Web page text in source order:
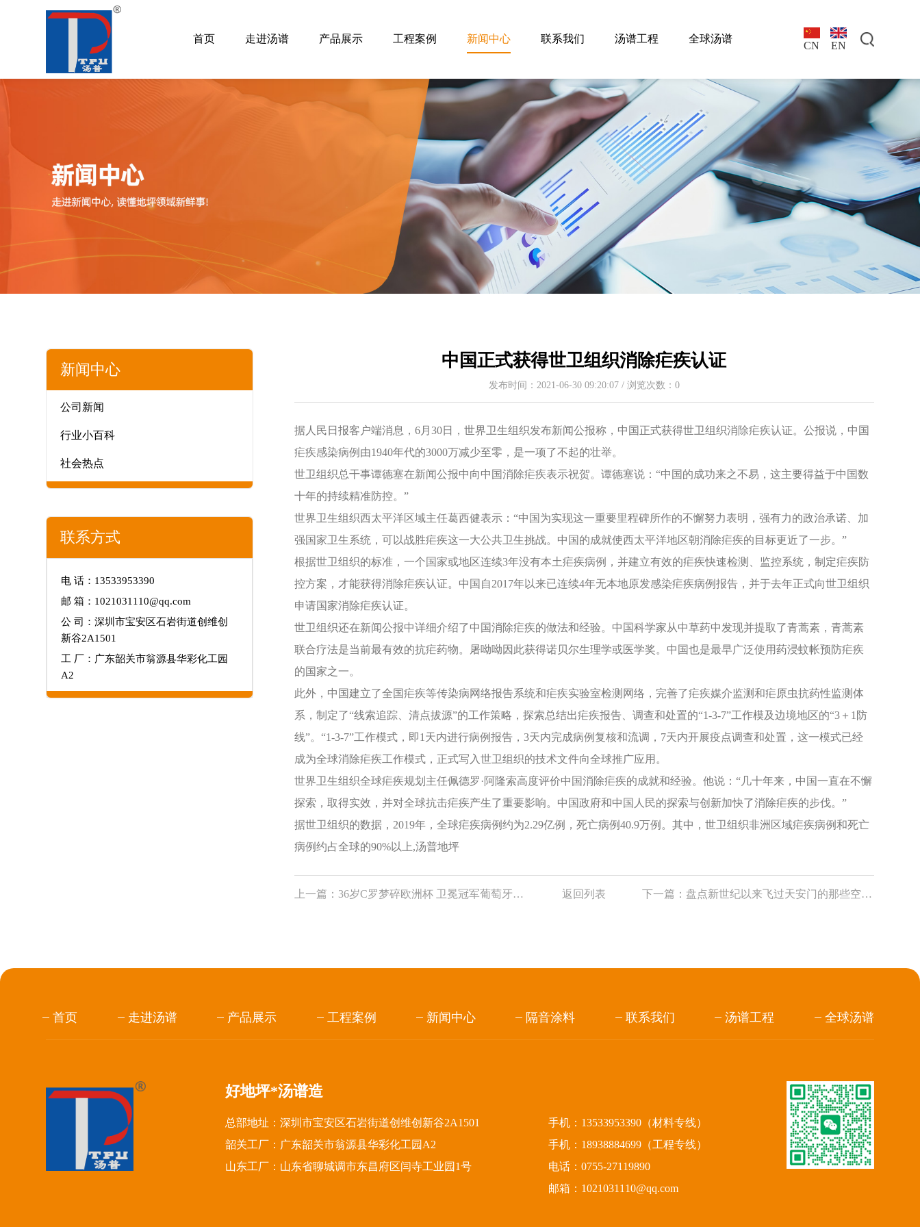
首页 走进汤谱 产品展示 工程案例 新闻中心 联系我们 汤谱工程 全球汤谱
CN EN
新闻中心
公司新闻
行业小百科
社会热点
联系方式
电 话：13533953390
邮 箱：1021031110@qq.com
公 司：深圳市宝安区石岩街道创维创
新谷2A1501
工 厂：广东韶关市翁源县华彩化工园
A2
中国正式获得世卫组织消除疟疾认证
发布时间：2021-06-30 09:20:07 / 浏览次数： 0
据人民日报客户端消息，6月30日，世界卫生组织发布新闻公报称，中国正式获得世卫组织消除疟疾认证。公报说，中国
疟疾感染病例由1940年代的3000万减少至零，是一项了不起的壮举。
世卫组织总干事谭德塞在新闻公报中向中国消除疟疾表示祝贺。谭德塞说：“中国的成功来之不易，这主要得益于中国数
十年的持续精准防控。”
世界卫生组织西太平洋区域主任葛西健表示：“中国为实现这一重要里程碑所作的不懈努力表明，强有力的政治承诺、加
强国家卫生系统，可以战胜疟疾这一大公共卫生挑战。中国的成就使西太平洋地区朝消除疟疾的目标更近了一步。”
根据世卫组织的标准，一个国家或地区连续3年没有本土疟疾病例，并建立有效的疟疾快速检测、监控系统，制定疟疾防
控方案，才能获得消除疟疾认证。中国自2017年以来已连续4年无本地原发感染疟疾病例报告，并于去年正式向世卫组织
申请国家消除疟疾认证。
世卫组织还在新闻公报中详细介绍了中国消除疟疾的做法和经验。中国科学家从中草药中发现并提取了青蒿素，青蒿素
联合疗法是当前最有效的抗疟药物。屠呦呦因此获得诺贝尔生理学或医学奖。中国也是最早广泛使用药浸蚊帐预防疟疾
的国家之一。
此外，中国建立了全国疟疾等传染病网络报告系统和疟疾实验室检测网络，完善了疟疾媒介监测和疟原虫抗药性监测体
系，制定了“线索追踪、清点拔源”的工作策略，探索总结出疟疾报告、调查和处置的“1-3-7”工作模及边境地区的“3＋1防
线”。“1-3-7”工作模式，即1天内进行病例报告，3天内完成病例复核和流调，7天内开展疫点调查和处置，这一模式已经
成为全球消除疟疾工作模式，正式写入世卫组织的技术文件向全球推广应用。
世界卫生组织全球疟疾规划主任佩德罗·阿隆索高度评价中国消除疟疾的成就和经验。他说：“几十年来，中国一直在不懈
探索，取得实效，并对全球抗击疟疾产生了重要影响。中国政府和中国人民的探索与创新加快了消除疟疾的步伐。”
据世卫组织的数据，2019年，全球疟疾病例约为2.29亿例，死亡病例40.9万例。其中，世卫组织非洲区域疟疾病例和死亡
病例约占全球的90%以上,汤普地坪
上一篇： 36岁C罗梦碎欧洲杯 卫冕冠军葡萄牙出局 返回列表 下一篇： 盘点新世纪以来飞过天安门的那些空中梯队
首页 走进汤谱 产品展示 工程案例 新闻中心 隔音涂料 联系我们 汤谱工程 全球汤谱
好地坪*汤谱造
总部地址：深圳市宝安区石岩街道创维创新谷2A1501
韶关工厂：广东韶关市翁源县华彩化工园A2
山东工厂：山东省聊城调市东昌府区闫寺工业园1号
手机：13533953390（材料专线）
手机：18938884699（工程专线）
电话：0755-27119890
邮箱：1021031110@qq.com